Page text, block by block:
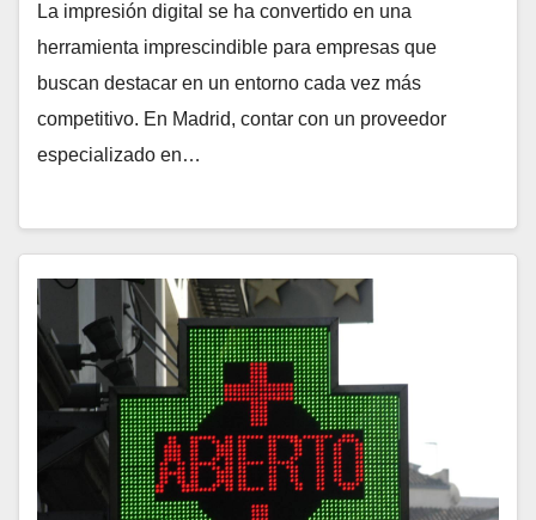
La impresión digital se ha convertido en una
herramienta imprescindible para empresas que
buscan destacar en un entorno cada vez más
competitivo. En Madrid, contar con un proveedor
especializado en…